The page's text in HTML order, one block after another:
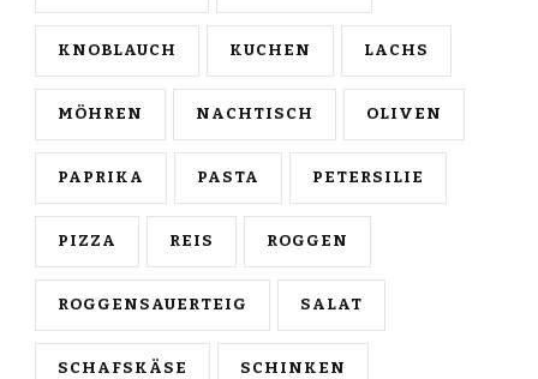
KNOBLAUCH KUCHEN LACHS
MÖHREN NACHTISCH OLIVEN
PAPRIKA PASTA PETERSILIE
PIZZA REIS ROGGEN
ROGGENSAUERTEIG SALAT
SCHAFSKÄSE SCHINKEN